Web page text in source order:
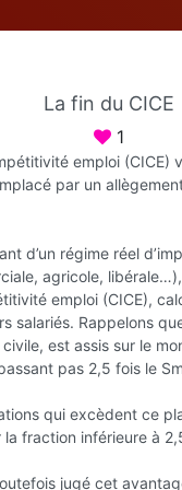
l'App
favoris et ne
Plus tard
Fréjus
La fin du CICE
1
emploi (CICE)
par un
d’un régime réel
agricole,
emploi (CICE),
salariés. Rappelons
est assis sur le
pas 2,5 fois le
qui excèdent ce
la fraction inférieure à
jugé cet